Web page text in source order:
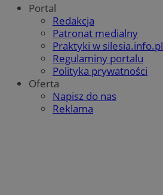
Portal
Redakcja
Patronat medialny
Praktyki w silesia.info.pl
Regulaminy portalu
Polityka prywatności
Oferta
Napisz do nas
Reklama